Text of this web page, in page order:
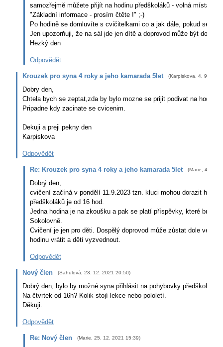
samozřejmě můžete přijít na hodinu předškoláků - volná místa
"Základní informace - prosím čtěte !" ;-)
Po hodině se domluvíte s cvičitelkami co a jak dále, pokud se
Jen upozorňuji, že na sál jde jen dítě a doprovod může být dole....
Hezký den
Odpovědět
Krouzek pro syna 4 roky a jeho kamarada 5let (Karpiskova 4. 9. 2023
Dobry den,
Chtela bych se zeptat,zda by bylo mozne se prijit podivat na hodinu
Pripadne kdy zacinate se cvicenim.
Dekuji a preji pekny den
Karpiskova
Odpovědět
Re: Krouzek pro syna 4 roky a jeho kamarada 5let (Marie 4. 9.
Dobrý den,
cvičení začíná v pondělí 11.9.2023 tzn. kluci mohou dorazit hned
předškoláků je od 16 hod.
Jedna hodina je na zkoušku a pak se platí příspěvky, které budou
Sokolovně.
Cvičení je jen pro děti. Dospělý doprovod může zůstat dole ve
hodinu vrátit a děti vyzvednout.
Odpovědět
Nový člen (Sahulová 23. 12. 2021 20:50)
Dobrý den, bylo by možné syna přihlásit na pohybovky předškoláků
Na čtvrtek od 16h? Kolik stojí lekce nebo pololetí.
Děkuji.
Odpovědět
Re: Nový člen (Marie 25. 12. 2021 15:39)